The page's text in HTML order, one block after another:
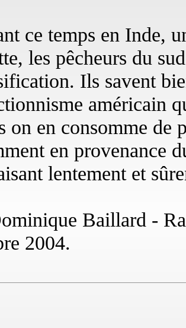
ce temps en Inde,
les pêcheurs du
Ils savent
américain
on en consomme de
en provenance
lentement et
Baillard -
2004.